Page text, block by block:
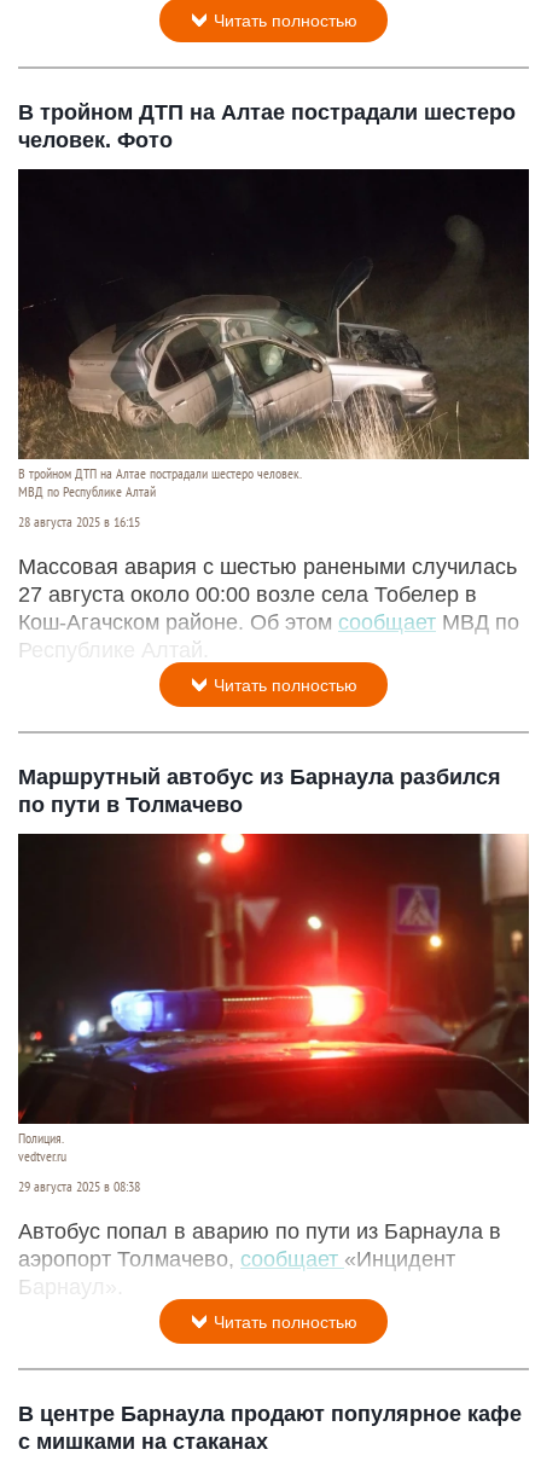
Читать полностью
В тройном ДТП на Алтае пострадали шестеро
человек. Фото
В тройном ДТП на Алтае пострадали шестеро человек.
МВД по Республике Алтай
28 августа 2025 в 16:15
Массовая авария с шестью ранеными случилась
27 августа около 00:00 возле села Тобелер в
Кош-Агачском районе. Об этом сообщает МВД по
Республике Алтай.
Читать полностью
Маршрутный автобус из Барнаула разбился
по пути в Толмачево
Полиция.
vedtver.ru
29 августа 2025 в 08:38
Автобус попал в аварию по пути из Барнаула в
аэропорт Толмачево, сообщает «Инцидент
Барнаул».
Читать полностью
В центре Барнаула продают популярное кафе
с мишками на стаканах